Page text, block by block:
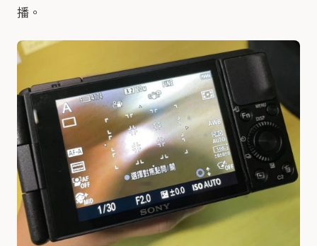
播。